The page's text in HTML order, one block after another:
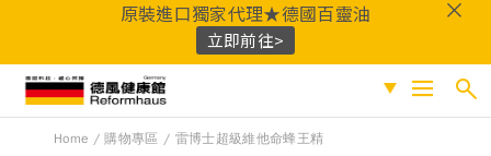
原裝進口獨家代理★德國百靈油
立即前往>
Home 購物專區 雷博士超級維他命蜂王精
促銷專區